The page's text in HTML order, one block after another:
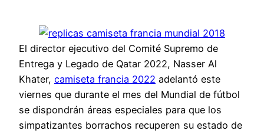
El director ejecutivo del Comité Supremo de
Entrega y Legado de Qatar 2022, Nasser Al
Khater, camiseta francia 2022 adelantó este
viernes que durante el mes del Mundial de fútbol
se dispondrán áreas especiales para que los
simpatizantes borrachos recuperen su estado de